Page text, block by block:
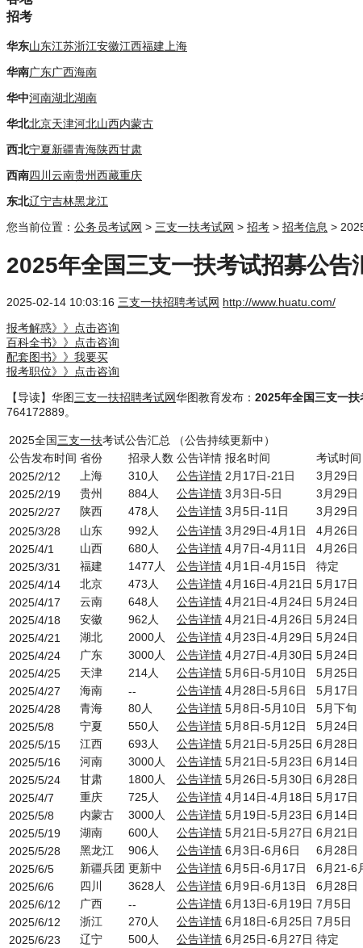
招考
华东山东江苏浙江安徽江西福建 上海
华南广东广西海南
华中河南湖北湖南
华北北京天津河北山西内蒙古
西北宁夏新疆青海陕西甘肃
西南四川 云南贵州西藏重庆
东北辽宁吉林黑龙江
您当前位置： 公务员考试网 > 三支一扶考试网 > 招考 > 招考信息 >
2025年全国三支一扶考试招募公告
2025-02-14 10:03:16 三支一扶招聘考试网 http://www.huatu.com/
报考解惑》》点击咨询
百科全书》》点击咨询
配套图书》》我要买
报考职位》》点击咨询
【导读】华图三支一扶招聘考试网华图教育发布： 2025年全国三支一
764172889。
2025全国三支一扶考试公告汇总 （公告持续更新中）
公告发布时间 省份 招录人数 公告详情 报名时间 考试时间
2025/2/12
上海 310人 公告详情 2月17日-21日 3月29日
2025/2/19
贵州 884人 公告详情 3月3日-5日 3月29日
2025/2/27
陕西 478人 公告详情 3月5日-11日 3月29日
2025/3/28
山东 992人 公告详情 3月29日-4月1日 4月26日
2025/4/1
山西 680人 公告详情 4月7日-4月11日 4月26日
2025/3/31
福建 1477人 公告详情 4月1日-4月15日 待定
2025/4/14
北京 473人 公告详情 4月16日-4月21日 5月17日
2025/4/17
云南 648人 公告详情 4月21日-4月24日 5月24日
2025/4/18
安徽 962人 公告详情 4月21日-4月26日 5月24日
2025/4/21
湖北 2000人 公告详情 4月23日-4月29日 5月24日
2025/4/24
广东 3000人 公告详情 4月27日-4月30日 5月24日
2025/4/25
天津 214人 公告详情 5月6日-5月10日 5月25日
2025/4/27
海南 -- 公告详情 4月28日-5月6日 5月17日
2025/4/28
青海 80人 公告详情 5月8日-5月10日 5月下旬
2025/5/8
宁夏 550人 公告详情 5月8日-5月12日 5月24日
2025/5/15
江西 693人 公告详情 5月21日-5月25日 6月28日
2025/5/16
河南 3000人 公告详情 5月21日-5月23日 6月14日
2025/5/24
甘肃 1800人 公告详情 5月26日-5月30日 6月28日
2025/4/7
重庆 725人 公告详情 4月14日-4月18日 5月17日
2025/5/8
内蒙古 3000人 公告详情 5月19日-5月23日 6月14日
2025/5/19
湖南 600人 公告详情 5月21日-5月27日 6月21日
2025/5/28
黑龙江 906人 公告详情 6月3日-6月6日 6月28日
2025/6/5
新疆兵团 更新中 公告详情 6月5日-6月17日 6月21-6
2025/6/6
四川 3628人 公告详情 6月9日-6月13日 6月28日
2025/6/12
广西 -- 公告详情 6月13日-6月19日 7月5日
2025/6/12
浙江 270人 公告详情 6月18日-6月25日 7月5日
2025/6/23
辽宁 500人 公告详情 6月25日-6月27日 待定